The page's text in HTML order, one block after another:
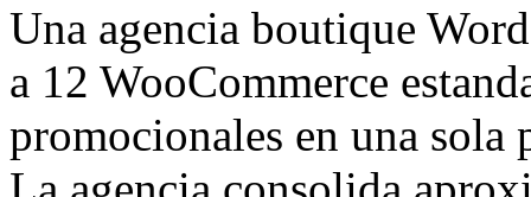
Una agencia boutique
a 12 WooCommerce
promocionales en una sola